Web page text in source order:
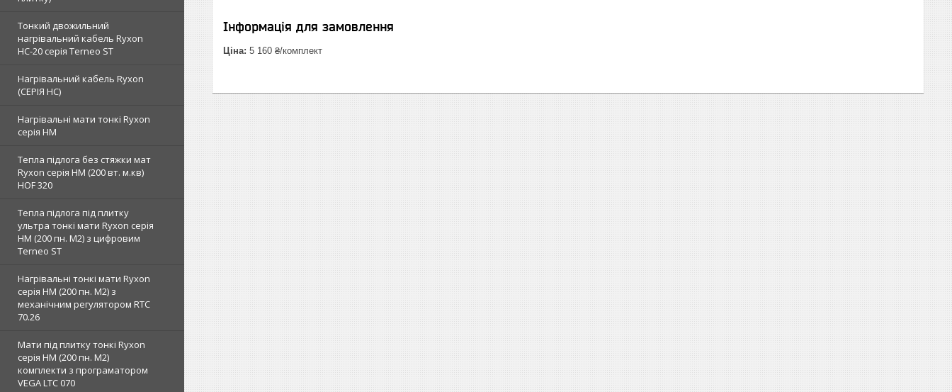
Тонкий двожильний
нагрівальний кабель Ryxon
HC-20 серія Terneo ST
Нагрівальний кабель Ryxon
(СЕРІЯ НС)
Нагрівальні мати тонкі Ryxon
серія НМ
Тепла підлога без стяжки мат
Ryxon серія НМ (200 вт. м.кв)
HOF 320
Тепла підлога під плитку
ультра тонкі мати Ryxon серія
НМ (200 пн. М2) з цифровим
Terneo ST
Нагрівальні тонкі мати Ryxon
серія НМ (200 пн. М2) з
механічним регулятором RTC
70.26
Мати під плитку тонкі Ryxon
серія НМ (200 пн. М2)
комплекти з програматором
VEGA LTC 070
Інформація для замовлення
Ціна: 5 160 ₴/комплект